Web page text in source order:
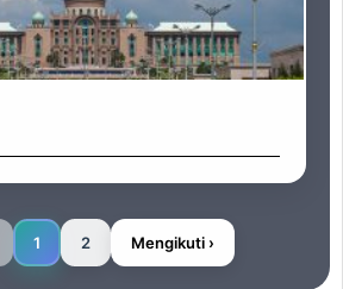
1 2 Mengikuti ›